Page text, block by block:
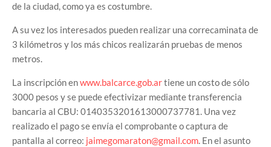
de la ciudad, como ya es costumbre.
A su vez los interesados pueden realizar una correcaminata de
3 kilómetros y los más chicos realizarán pruebas de menos
metros.
La inscripción enwww.balcarce.gob.artiene un costo de sólo
3000 pesos y se puede efectivizar mediante transferencia
bancaria al CBU: 0140353201613000737781. Una vez
realizado el pago se envía el comprobante o captura de
pantalla al correo: jaimegomaraton@gmail.com. En el asunto